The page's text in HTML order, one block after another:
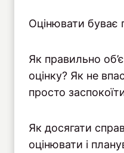
Оцінювати буває
Як правильно
оцінку? Як не
просто
Як досягати
оцінювати і